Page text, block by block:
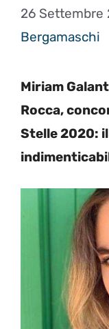
26 Settembre
Bergamaschi
Miriam
Rocca,
Stelle 2020: